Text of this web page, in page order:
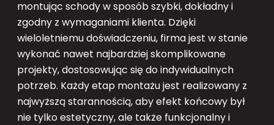
montując schody w sposób szybki, dokładny i
zgodny z wymaganiami klienta. Dzięki
wieloletniemu doświadczeniu, firma jest w stanie
wykonać nawet najbardziej skomplikowane
projekty, dostosowując się do indywidualnych
potrzeb. Każdy etap montażu jest realizowany z
najwyższą starannością, aby efekt końcowy był
nie tylko estetyczny, ale także funkcjonalny i